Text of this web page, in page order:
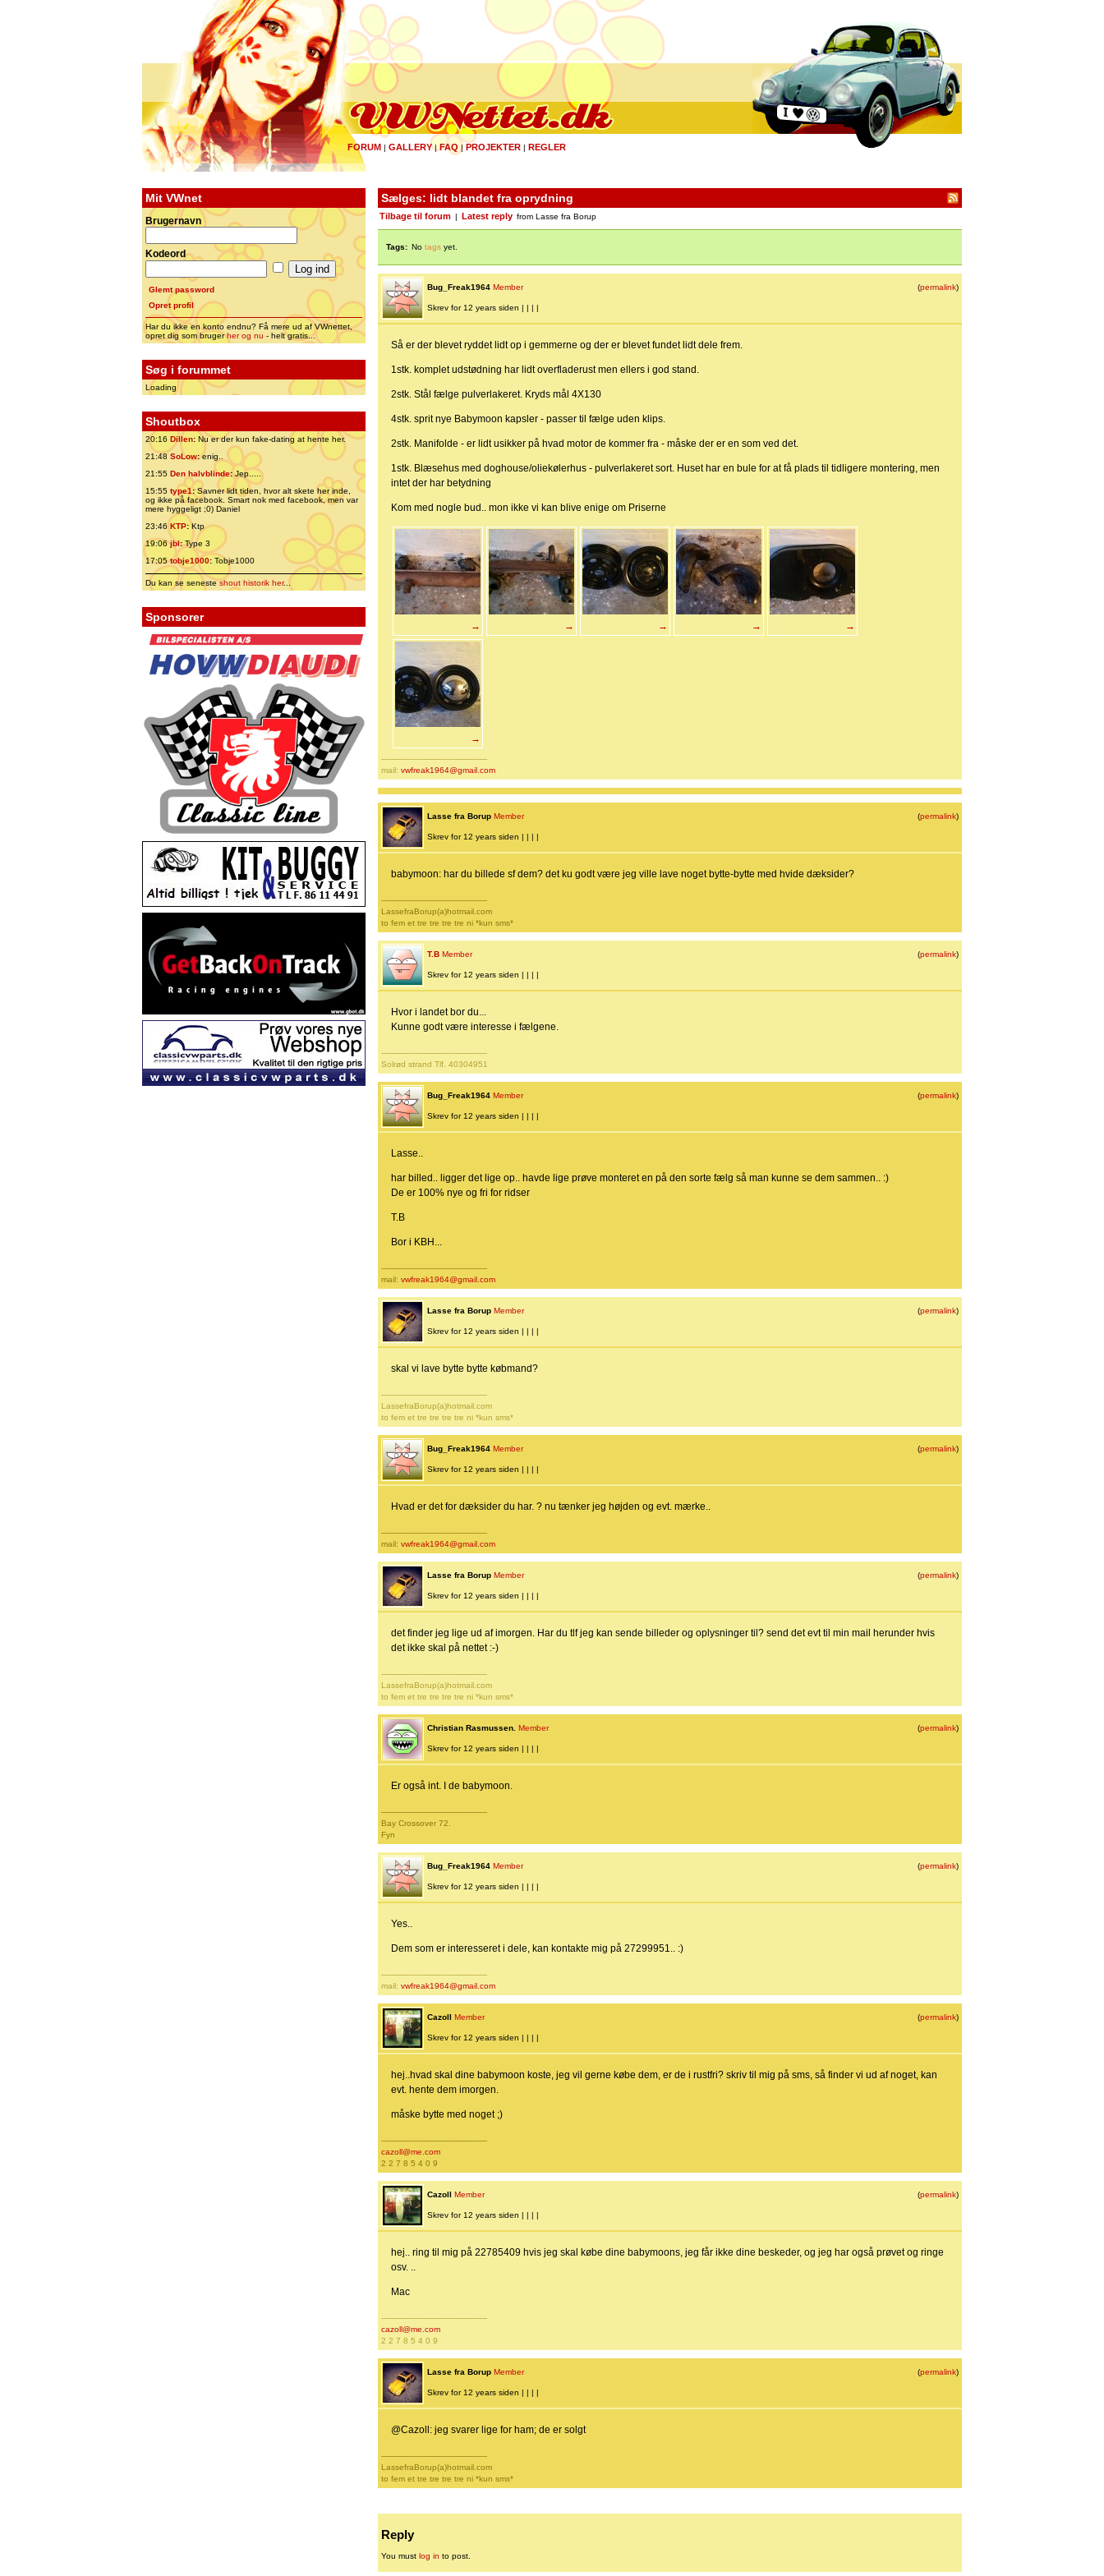
FORUM | GALLERY|FAQ | PROJEKTER | REGLER
Mit VWnet
Brugernavn
Kodeord
Glemt password
Opret profil
Har du ikke en konto endnu? Få mere ud af VWnettet,
opret dig som brugerher og nu - helt gratis...
Søg i forummet
Loading
Shoutbox
20:16 Dillen: Nu er der kun fake-dating at hente her.
21:48 SoLow:enig..
21:55 Den halvblinde:Jep.....
15:55 type1:Savner lidt tiden, hvor alt skete her inde,
og ikke på facebook. Smart nok med facebook, men var
mere hyggeligt ;0) Daniel
23:46 KTP:Ktp
19:06jbl:Type 3
17:05tobje1000: Tobje1000
Du kan se senesteshout historik her...
Sponsorer
Sælges: lidt blandet fra oprydning
Tilbage til forum Latest reply from Lasse fra Borup
Tags: No tags yet.
(permalink)
Bug_Freak1964 Member
Skrev for 12 years siden | | | |
Så er der blevet ryddet lidt op i gemmerne og der er blevet fundet lidt dele frem.
1stk. komplet udstødning har lidt overfladerust men ellers i god stand.
2stk. Stål fælge pulverlakeret. Kryds mål 4X130
4stk. sprit nye Babymoon kapsler - passer til fælge uden klips.
2stk. Manifolde - er lidt usikker på hvad motor de kommer fra - måske der er en som ved det.
1stk. Blæsehus med doghouse/oliekølerhus - pulverlakeret sort. Huset har en bule for at få plads til tidligere montering, men
intet der har betydning
Kom med nogle bud.. mon ikke vi kan blive enige om Priserne
→ → → → →
→
-------------------------------------------
mail: vwfreak1964@gmail.com
(permalink)
Lasse fra Borup Member
Skrev for 12 years siden | | | |
babymoon: har du billede sf dem? det ku godt være jeg ville lave noget bytte-bytte med hvide dæksider?
-------------------------------------------
LassefraBorup(a)hotmail.com
to fem et tre tre tre tre ni *kun sms*
(permalink)
T.B Member
Skrev for 12 years siden | | | |
Hvor i landet bor du...
Kunne godt være interesse i fælgene.
-------------------------------------------
Solrød strand Tlf. 40304951
(permalink)
Bug_Freak1964 Member
Skrev for 12 years siden | | | |
Lasse..
har billed.. ligger det lige op.. havde lige prøve monteret en på den sorte fælg så man kunne se dem sammen.. :)
De er 100% nye og fri for ridser
T.B
Bor i KBH...
-------------------------------------------
mail: vwfreak1964@gmail.com
(permalink)
Lasse fra Borup Member
Skrev for 12 years siden | | | |
skal vi lave bytte bytte købmand?
-------------------------------------------
LassefraBorup(a)hotmail.com
to fem et tre tre tre tre ni *kun sms*
(permalink)
Bug_Freak1964 Member
Skrev for 12 years siden | | | |
Hvad er det for dæksider du har. ? nu tænker jeg højden og evt. mærke..
-------------------------------------------
mail: vwfreak1964@gmail.com
(permalink)
Lasse fra Borup Member
Skrev for 12 years siden | | | |
det finder jeg lige ud af imorgen. Har du tlf jeg kan sende billeder og oplysninger til? send det evt til min mail herunder hvis
det ikke skal på nettet :-)
-------------------------------------------
LassefraBorup(a)hotmail.com
to fem et tre tre tre tre ni *kun sms*
(permalink)
Christian Rasmussen. Member
Skrev for 12 years siden | | | |
Er også int. I de babymoon.
-------------------------------------------
Bay Crossover 72.
Fyn
(permalink)
Bug_Freak1964 Member
Skrev for 12 years siden | | | |
Yes..
Dem som er interesseret i dele, kan kontakte mig på 27299951.. :)
-------------------------------------------
mail: vwfreak1964@gmail.com
(permalink)
Cazoll Member
Skrev for 12 years siden | | | |
hej..hvad skal dine babymoon koste, jeg vil gerne købe dem, er de i rustfri? skriv til mig på sms, så finder vi ud af noget, kan
evt. hente dem imorgen.
måske bytte med noget ;)
-------------------------------------------
cazoll@me.com
2 2 7 8 5 4 0 9
(permalink)
Cazoll Member
Skrev for 12 years siden | | | |
hej.. ring til mig på 22785409 hvis jeg skal købe dine babymoons, jeg får ikke dine beskeder, og jeg har også prøvet og ringe
osv. ..
Mac
-------------------------------------------
cazoll@me.com
2 2 7 8 5 4 0 9
(permalink)
Lasse fra Borup Member
Skrev for 12 years siden | | | |
@Cazoll: jeg svarer lige for ham; de er solgt
-------------------------------------------
LassefraBorup(a)hotmail.com
to fem et tre tre tre tre ni *kun sms*
Reply
You must log in to post.